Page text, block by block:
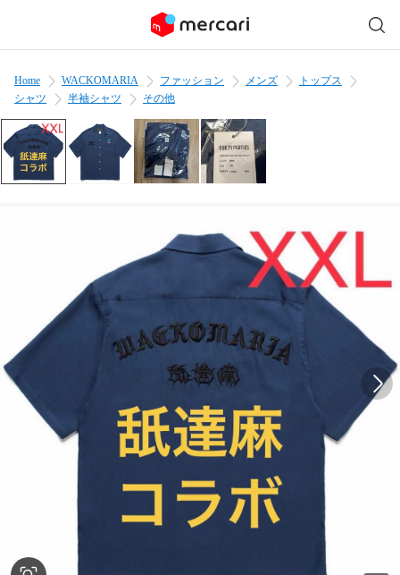
Home WACKOMARIA ファッション メンズ
トップス
シャツ
半袖シャツ その他